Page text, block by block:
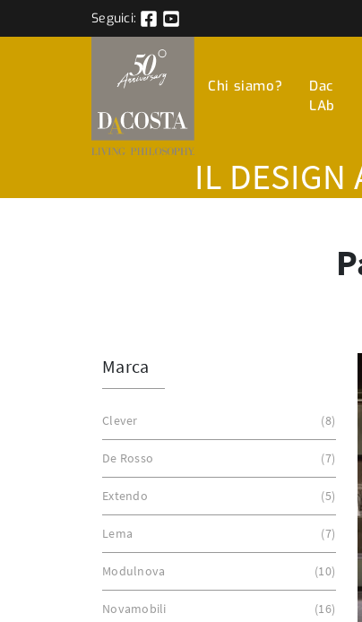
Seguici:
Chi siamo?
Dac
LAb
IL DESIGN
Marca
Clever 8
De Rosso 7
Extendo 5
Lema 7
Modulnova 10
Novamobili 16